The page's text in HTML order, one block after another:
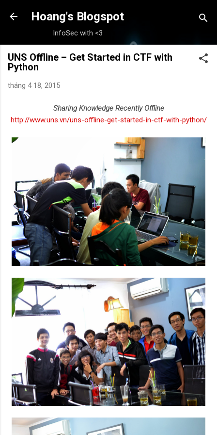
Chuyển đến nội dung chính
Hoang's Blogspot
InfoSec with <3
UNS Offline – Get Started in CTF with
Python
tháng 4 18, 2015
Sharing Knowledge Recently Offline
http://www.uns.vn/uns-offline-get-started-in-ctf-with-python/